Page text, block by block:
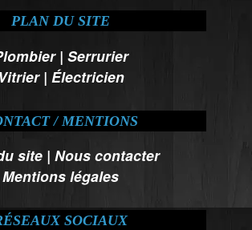
PLAN DU SITE
| Serrurier
Vitrier| Électricien
/ MENTIONS
site |Nous contacter
Mentions légales
SOCIAUX